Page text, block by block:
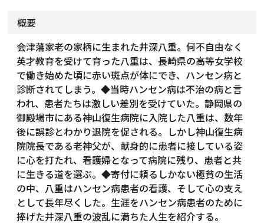
概要
会津藩家老の家柄に生まれた井深八重。何不自由なく
英才教育を受けて育った八重は、長崎県の高等女学校
で働き始めた頃に赤い斑点が体にでき、ハンセン病と
診断されてしまう。◆当時ハンセン病は不治の病と言
われ、患者たちは激しい差別を受けていた。静岡県の
御殿場市にある神山復生病院に入院した八重は、数年
後に誤診とわかり退院を促される。しかし神山復生病
院院長である老神父が、献身的に患者に接している姿
に心を打たれ、看護婦となって病院に残り、患者と共
に生きる道を選ぶ。◆寄付に頼るしかない極貧の生活
の中、八重はハンセン病患者の看護、そして心の支え
として長年尽くした。生涯をハンセン病患者のために
捧げた井深八重の波乱に満ちた人生を紹介する。